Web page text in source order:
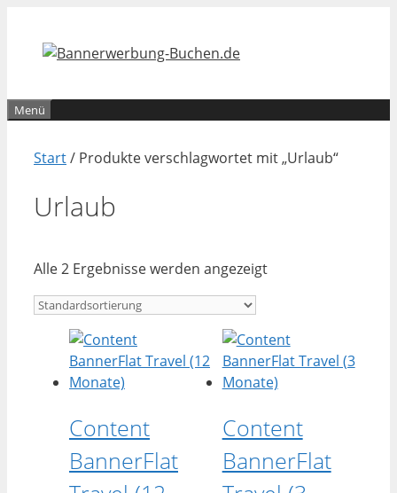
Inhalt
springen
Menü
Start/ Produkte verschlagwortet mit „Urlaub“
Urlaub
Alle 2 Ergebnisse werden angezeigt
Content
BannerFlat
Content
BannerFlat